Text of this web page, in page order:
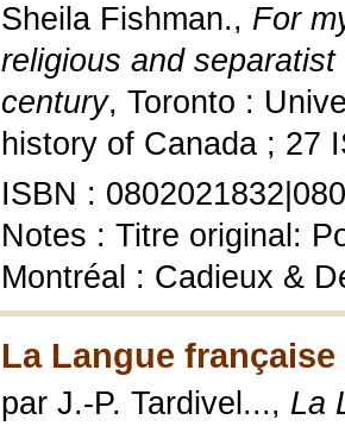
Sheila Fishman., For
religious and
century, Toronto :
history of Canada ; 27
ISBN :
Notes : Titre original:
Montréal : Cadieux &
La Langue française
par J.-P. Tardivel..., La